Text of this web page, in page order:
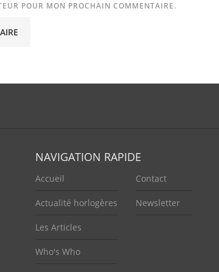
POUR MON PROCHAIN COMMENTAIRE.
NAVIGATION RAPIDE
Accueil
Actualité horlogères
Les Articles
Who's Who
Contact
Newsletter